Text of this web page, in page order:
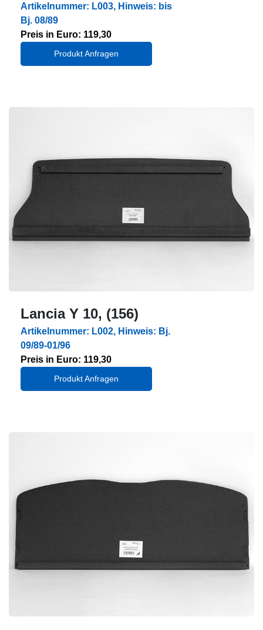
Artikelnummer: L003, Hinweis: bis
Bj. 08/89
Preis in Euro: 119,30
Produkt Anfragen
Lancia Y 10, (156)
Artikelnummer: L002, Hinweis: Bj.
09/89-01/96
Preis in Euro: 119,30
Produkt Anfragen